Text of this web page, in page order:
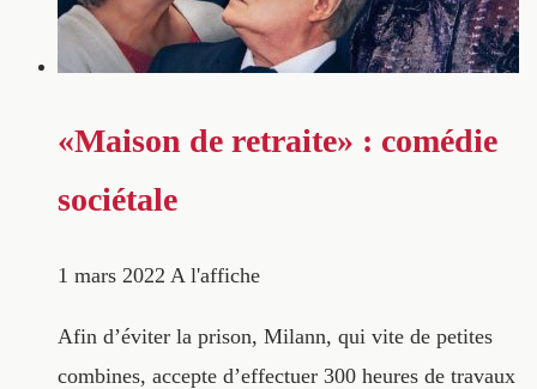
«Maison de retraite» : comédie
sociétale
1 mars 2022 A l'affiche
Afin d’éviter la prison, Milann, qui vite de petites
combines, accepte d’effectuer 300 heures de travaux